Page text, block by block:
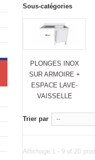
Sous-catégories
PLONGES INOX
SUR ARMOIRE +
ESPACE LAVE-
VAISSELLE
Trier par --
Affichage 1 - 9 of 20